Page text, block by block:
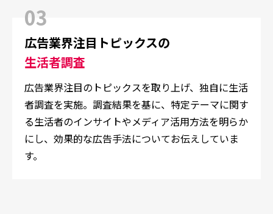
03
広告業界注目トピックスの
生活者調査
広告業界注目のトピックスを取り上げ、独自に生活
者調査を実施。調査結果を基に、特定テーマに関す
る生活者のインサイトやメディア活用方法を明らか
にし、効果的な広告手法についてお伝えしていま
す。